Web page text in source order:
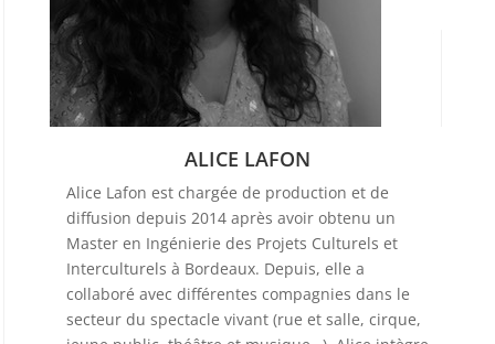
ALICE LAFON
Alice Lafon est chargée de production et de
diffusion depuis 2014 après avoir obtenu un
Master en Ingénierie des Projets Culturels et
Interculturels à Bordeaux. Depuis, elle a
collaboré avec différentes compagnies dans le
secteur du spectacle vivant (rue et salle, cirque,